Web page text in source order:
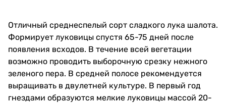
Отличный среднеспелый сорт сладкого лука шалота.
Формирует луковицы спустя 65-75 дней после
появления всходов. В течение всей вегетации
возможно проводить выборочную срезку нежного
зеленого пера. В средней полосе рекомендуется
выращивать в двулетней культуре. В первый год
гнездами образуются мелкие луковицы массой 20-